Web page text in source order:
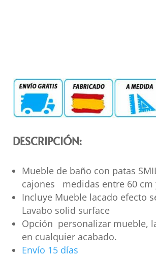
DESCRIPCIÓN:
Mueble de baño con patas
cajones medidas entre 60 cm
Incluye Mueble lacado efecto
Lavabo solid surface
Opción personalizar mueble,
en cualquier acabado.
Envío 15 días